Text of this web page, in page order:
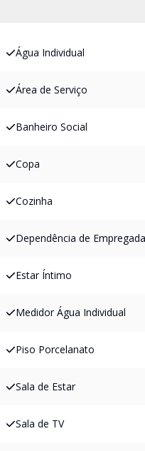
Água Individual
Área de Serviço
Banheiro Social
Copa
Cozinha
Dependência de Empregada
Estar Íntimo
Medidor Água Individual
Piso Porcelanato
Sala de Estar
Sala de TV